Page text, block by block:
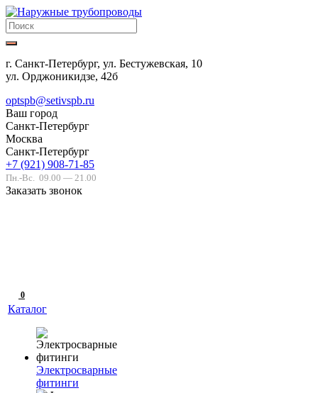
г. Санкт-Петербург, ул. Бестужевская, 10
ул. Орджоникидзе, 42б
optspb@setivspb.ru
Ваш город
Санкт-Петербург
Москва
Санкт-Петербург
+7 (921) 908-71-85
Пн.-Вс. 09.00 — 21.00
Заказать звонок
0
Каталог
Электросварные
фитинги